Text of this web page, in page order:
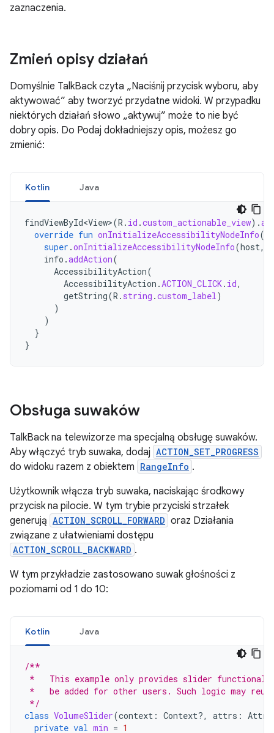
zaznaczenia.
Zmień opisy działań
Domyślnie TalkBack czyta „Naciśnij przycisk wyboru, aby
aktywować” aby tworzyć przydatne widoki. W przypadku
niektórych działań słowo „aktywuj” może to nie być
dobry opis. Do Podaj dokładniejszy opis, możesz go
zmienić:
Kotlin Java
findViewById<View>(R . id .custom_actionable_view).
override fun onInitializeAccessibilityNodeInfo(
super .onInitializeAccessibilityNodeInfo(host,
info .addAction(
AccessibilityAction(
AccessibilityAction .ACTION_CLICK. id,
getString(R . string .custom_label)
)
)
}
}
Obsługa suwaków
TalkBack na telewizorze ma specjalną obsługę suwaków.
Aby włączyć tryb suwaka, dodaj ACTION_SET_PROGRESS
do widoku razem z obiektem RangeInfo .
Użytkownik włącza tryb suwaka, naciskając środkowy
przycisk na pilocie. W tym trybie przyciski strzałek
generują ACTION_SCROLL_FORWARD oraz Działania
związane z ułatwieniami dostępu
ACTION_SCROLL_BACKWARD .
W tym przykładzie zastosowano suwak głośności z
poziomami od 1 do 10:
Kotlin Java
/**
*   This example only provides slider
*   be added for other users. Such logic may
*/
class VolumeSlider(context : Context?, attrs :
private val min = 1